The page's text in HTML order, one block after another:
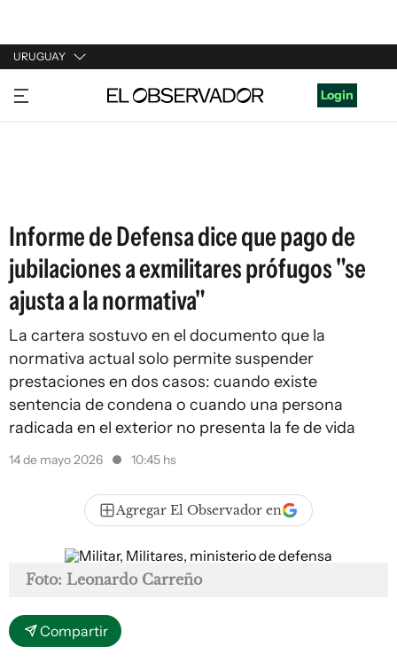
URUGUAY
URUGUAY
ARGENTINA
Login
Informe de Defensa dice que pago de
jubilaciones a exmilitares prófugos "se
ajusta a la normativa"
La cartera sostuvo en el documento que la
normativa actual solo permite suspender
prestaciones en dos casos: cuando existe
sentencia de condena o cuando una persona
radicada en el exterior no presenta la fe de vida
14 de mayo 2026 10:45 hs
Agregar El Observador en
Foto: Leonardo Carreño
Compartir